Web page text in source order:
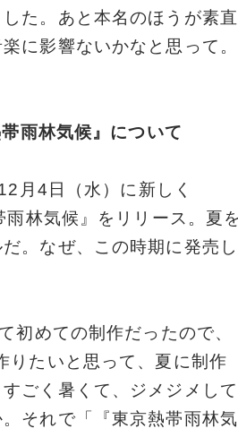
た。あと本名のほうが素直
に影響ないかなと思って。
雨林気候』について
月4日（水）に新しく
林気候』をリリース。夏
。なぜ、この時期に発売し
初めての制作だったので、
りたいと思って、夏に制作
ごく暑くて、ジメジメして
それで「『東京熱帯雨林気